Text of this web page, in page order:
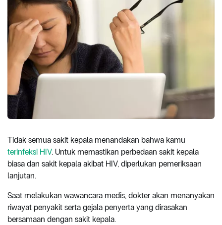
Tidak semua sakit kepala menandakan bahwa kamu
terinfeksi HIV. Untuk memastikan perbedaan sakit kepala
biasa dan sakit kepala akibat HIV, diperlukan pemeriksaan
lanjutan.
Saat melakukan wawancara medis, dokter akan menanyakan
riwayat penyakit serta gejala penyerta yang dirasakan
bersamaan dengan sakit kepala.